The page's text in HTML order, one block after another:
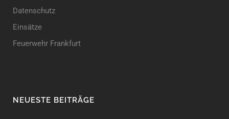
Datenschutz
Einsätze
Feuerwehr Frankfurt
NEUESTE BEITRÄGE